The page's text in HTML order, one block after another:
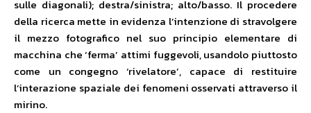
sulle diagonali); destra/sinistra; alto/basso. Il procedere
della ricerca mette in evidenza l’intenzione di stravolgere
il mezzo fotografico nel suo principio elementare di
macchina che ‘ferma’ attimi fuggevoli, usandolo piuttosto
come un congegno ‘rivelatore’, capace di restituire
l’interazione spaziale dei fenomeni osservati attraverso il
mirino.